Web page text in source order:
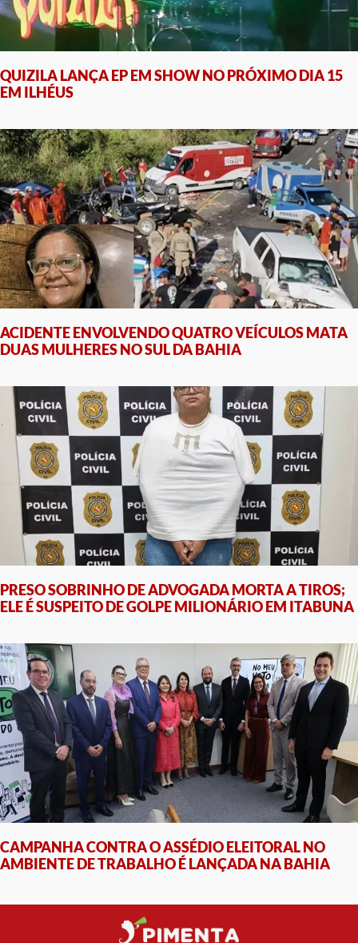
QUIZILA LANÇA EP EM SHOW NO PRÓXIMO DIA 15
EM ILHÉUS
ACIDENTE ENVOLVENDO QUATRO VEÍCULOS MATA
DUAS MULHERES NO SUL DA BAHIA
PRESO SOBRINHO DE ADVOGADA MORTA A TIROS;
ELE É SUSPEITO DE GOLPE MILIONÁRIO EM ITABUNA
CAMPANHA CONTRA O ASSÉDIO ELEITORAL NO
AMBIENTE DE TRABALHO É LANÇADA NA BAHIA